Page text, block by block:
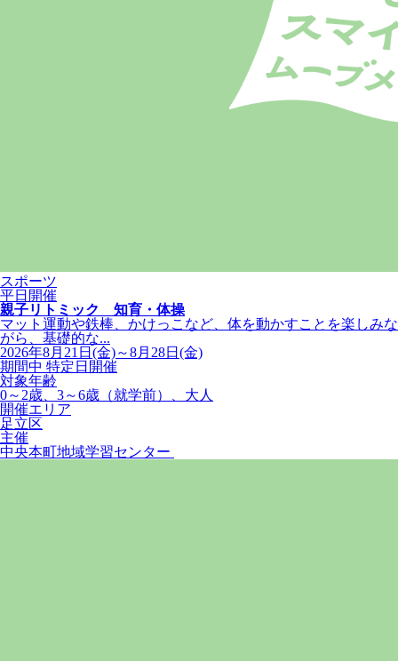
スポーツ
平日開催
親子リトミック 知育・体操
マット運動や鉄棒、かけっこなど、体を動かすことを楽しみな
がら、基礎的な...
2026年8月21日(金)～8月28日(金)
期間中 特定日開催
対象年齢
0～2歳、3～6歳（就学前）、大人
開催エリア
足立区
主催
中央本町地域学習センター